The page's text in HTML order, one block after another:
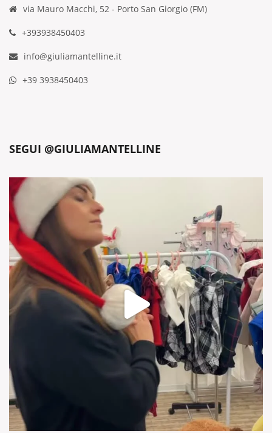
via Mauro Macchi, 52 - Porto San Giorgio (FM)
+393938450403
info@giuliamantelline.it
+39 3938450403
SEGUI @GIULIAMANTELLINE